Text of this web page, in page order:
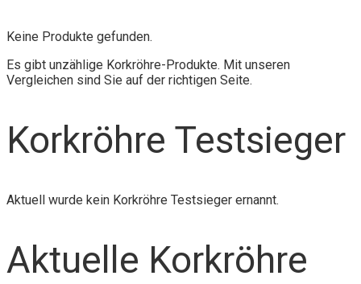
Keine Produkte gefunden.
Es gibt unzählige Korkröhre-Produkte. Mit unseren
Vergleichen sind Sie auf der richtigen Seite.
Korkröhre Testsieger
Aktuell wurde kein Korkröhre Testsieger ernannt.
Aktuelle Korkröhre